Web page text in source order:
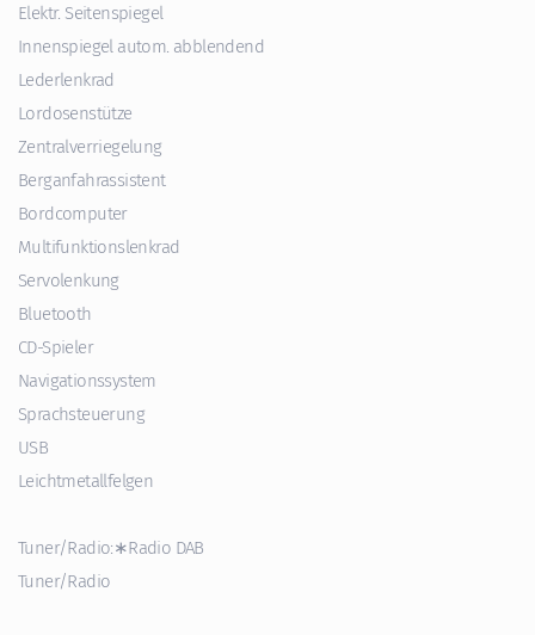
Elektr. Seitenspiegel
Innenspiegel autom. abblendend
Lederlenkrad
Lordosenstütze
Zentralverriegelung
Berganfahrassistent
Bordcomputer
Multifunktionslenkrad
Servolenkung
Bluetooth
CD-Spieler
Navigationssystem
Sprachsteuerung
USB
Leichtmetallfelgen
Tuner/Radio:∗Radio DAB
Tuner/Radio